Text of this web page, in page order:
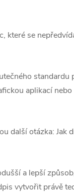
které se
standardu
aplikací
další otázka: Jak
a lepší
vytvořit právě